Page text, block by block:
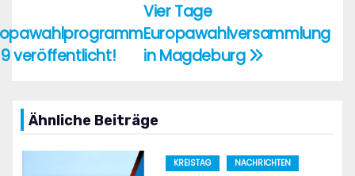
Beitragsnavigation
Vier Tage
Europawahlversammlung
in Magdeburg
veröffentlicht!
Ähnliche Beiträge
KREISTAG NACHRICHTEN